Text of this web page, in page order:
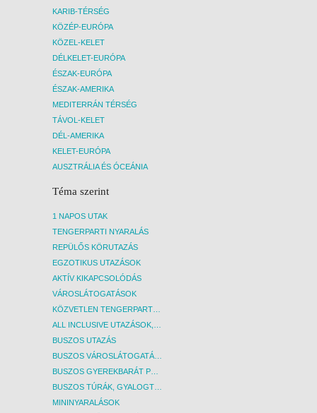
KARIB-TÉRSÉG
KÖZÉP-EURÓPA
KÖZEL-KELET
DÉLKELET-EURÓPA
ÉSZAK-EURÓPA
ÉSZAK-AMERIKA
MEDITERRÁN TÉRSÉG
TÁVOL-KELET
DÉL-AMERIKA
KELET-EURÓPA
AUSZTRÁLIA ÉS ÓCEÁNIA
Téma szerint
1 NAPOS UTAK
TENGERPARTI NYARALÁS
REPÜLŐS KÖRUTAZÁS
EGZOTIKUS UTAZÁSOK
AKTÍV KIKAPCSOLÓDÁS
VÁROSLÁTOGATÁSOK
KÖZVETLEN TENGERPARTI SZÁLLÁSOK
ALL INCLUSIVE UTAZÁSOK, NYARALÁSOK
BUSZOS UTAZÁS
BUSZOS VÁROSLÁTOGATÁSOK
BUSZOS GYEREKBARÁT PROGRAMOK
BUSZOS TÚRÁK, GYALOGTÚRÁK
MININYARALÁSOK